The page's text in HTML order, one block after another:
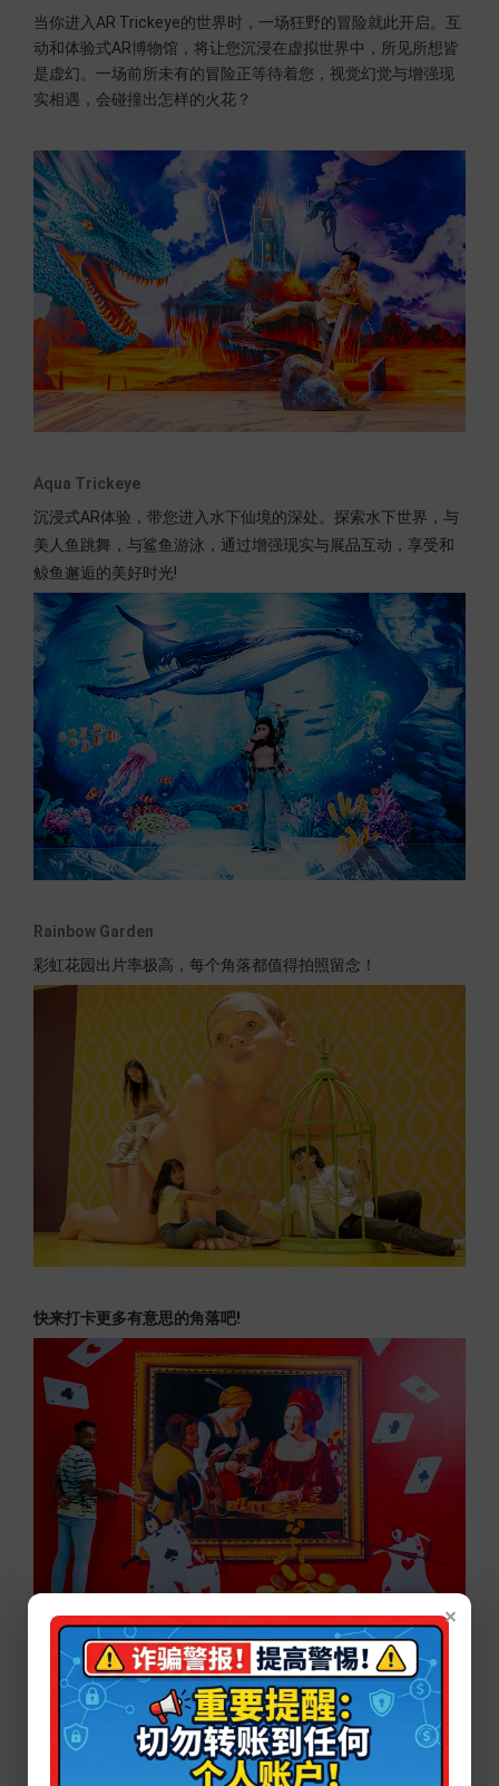
×
当你进入AR Trickeye的世界时，一场狂野的冒险就此开启。互
动和体验式AR博物馆，将让您沉浸在虚拟世界中，所见所想皆
是虚幻。一场前所未有的冒险正等待着您，视觉幻觉与增强现
实相遇，会碰撞出怎样的火花？
Aqua Trickeye
沉浸式AR体验，带您进入水下仙境的深处。探索水下世界，与
美人鱼跳舞，与鲨鱼游泳，通过增强现实与展品互动，享受和
鲸鱼邂逅的美好时光!
Rainbow Garden
彩虹花园出片率极高，每个角落都值得拍照留念！
快来打卡更多有意思的角落吧!